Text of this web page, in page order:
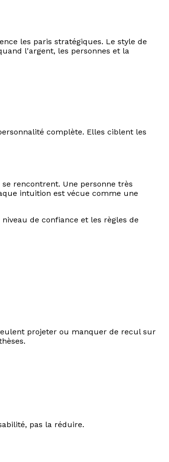
les paris stratégiques. Le style de
l'argent, les personnes et la
complète. Elles ciblent les
rencontrent. Une personne très
intuition est vécue comme une
de confiance et les règles de
projeter ou manquer de recul sur
pas la réduire.